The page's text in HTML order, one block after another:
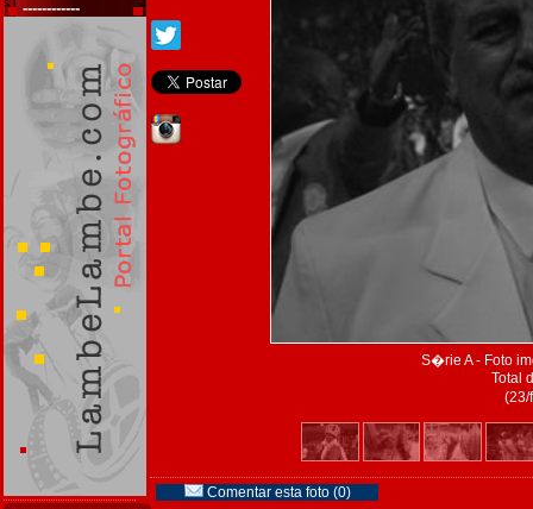
------------
S�rie A - Foto
Total
Comentar esta foto (0)